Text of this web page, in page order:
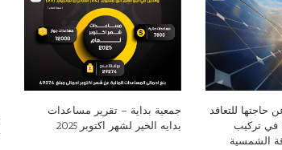
حاجتها للتعاقد
تركيب
الشمسية
جمعية بداية – تقرير مساعدات
بدايه الخير لشهر اكتوبر 2025